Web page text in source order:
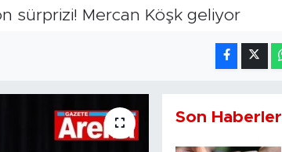
sürprizi! Mercan Köşk geliyor
Son Haberler